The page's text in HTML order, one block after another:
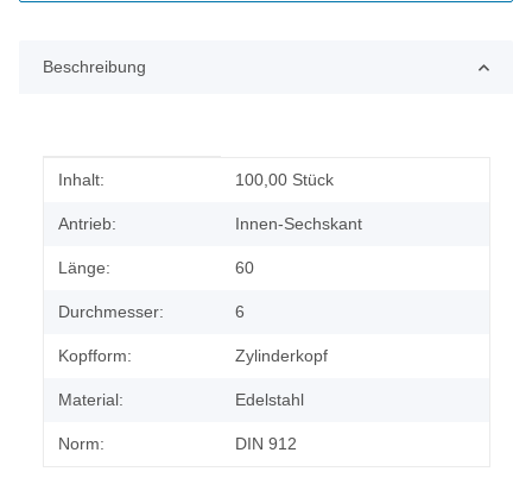
Beschreibung
Produkteigenschaft
Wert
Inhalt: 100,00 Stück
Antrieb: Innen-Sechskant
Länge: 60
Durchmesser: 6
Kopfform: Zylinderkopf
Material: Edelstahl
Norm: DIN 912